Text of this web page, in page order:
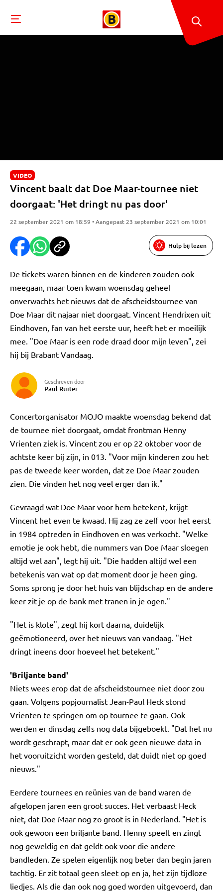
VIDEO
Vincent baalt dat Doe Maar-tournee niet
doorgaat: 'Het dringt nu pas door'
22 september 2021 om 18:59 • Aangepast 23 september 2021 om 10:01
Hulp bij lezen
De tickets waren binnen en de kinderen zouden ook
meegaan, maar toen kwam woensdag geheel
onverwachts het nieuws dat de afscheidstournee van
Doe Maar dit najaar niet doorgaat. Vincent Hendrixen uit
Eindhoven, fan van het eerste uur, heeft het er moeilijk
mee. "Doe Maar is een rode draad door mijn leven", zei
hij bij Brabant Vandaag.
Geschreven door
Paul Ruiter
Concertorganisator MOJO maakte woensdag bekend dat
de tournee niet doorgaat, omdat frontman Henny
Vrienten ziek is. Vincent zou er op 22 oktober voor de
achtste keer bij zijn, in 013. "Voor mijn kinderen zou het
pas de tweede keer worden, dat ze Doe Maar zouden
zien. Die vinden het nog veel erger dan ik."
Gevraagd wat Doe Maar voor hem betekent, krijgt
Vincent het even te kwaad. Hij zag ze zelf voor het eerst
in 1984 optreden in Eindhoven en was verkocht. "Welke
emotie je ook hebt, die nummers van Doe Maar sloegen
altijd wel aan", legt hij uit. "Die hadden altijd wel een
betekenis van wat op dat moment door je heen ging.
Soms sprong je door het huis van blijdschap en de andere
keer zit je op de bank met tranen in je ogen."
"Het is klote", zegt hij kort daarna, duidelijk
geëmotioneerd, over het nieuws van vandaag. "Het
dringt ineens door hoeveel het betekent."
'Briljante band'
Niets wees erop dat de afscheidstournee niet door zou
gaan. Volgens popjournalist Jean-Paul Heck stond
Vrienten te springen om op tournee te gaan. Ook
werden er dinsdag zelfs nog data bijgeboekt. "Dat het nu
wordt geschrapt, maar dat er ook geen nieuwe data in
het vooruitzicht worden gesteld, dat duidt niet op goed
nieuws."
Eerdere tournees en reünies van de band waren de
afgelopen jaren een groot succes. Het verbaast Heck
niet, dat Doe Maar nog zo groot is in Nederland. "Het is
ook gewoon een briljante band. Henny speelt en zingt
nog geweldig en dat geldt ook voor die andere
bandleden. Ze spelen eigenlijk nog beter dan begin jaren
tachtig. Er zit totaal geen sleet op en ja, het zijn tijdloze
liedjes. Als die dan ook nog goed worden uitgevoerd, dan